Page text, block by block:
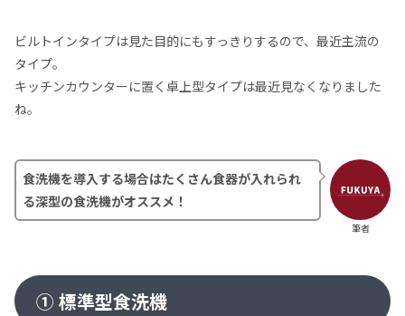
ビルトインタイプは見た目的にもすっきりするので、最近主流の
タイプ。
キッチンカウンターに置く卓上型タイプは最近見なくなりました
ね。
筆者
食洗機を導入する場合はたくさん食器が入れられ
る深型の食洗機がオススメ！
① 標準型食洗機